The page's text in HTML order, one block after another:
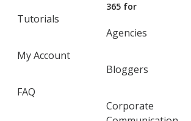
Tutorials
My Account
FAQ
365 for
Agencies
Bloggers
Corporate